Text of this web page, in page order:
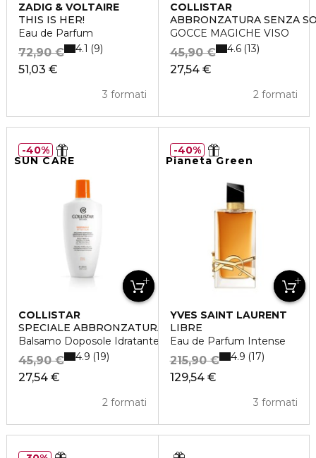
ZADIG & VOLTAIRE
THIS IS HER!
Eau de Parfum
51,03 €
72,90 €
3 formati
4.1 9
COLLISTAR
ABBRONZATURA SENZA
GOCCE MAGICHE VISO
27,54 €
45,90 €
2 formati
4.6 13
SUN CARE
COLLISTAR
SPECIALE ABBRONZATURA PERFETTA
Balsamo Doposole Idratante Restitutivo
27,54 €
45,90 €
2 formati
4.9 19
40%
Pianeta Green
YVES SAINT LAURENT
LIBRE
Eau de Parfum Intense
129,54 €
215,90 €
3 formati
4.9 17
40%